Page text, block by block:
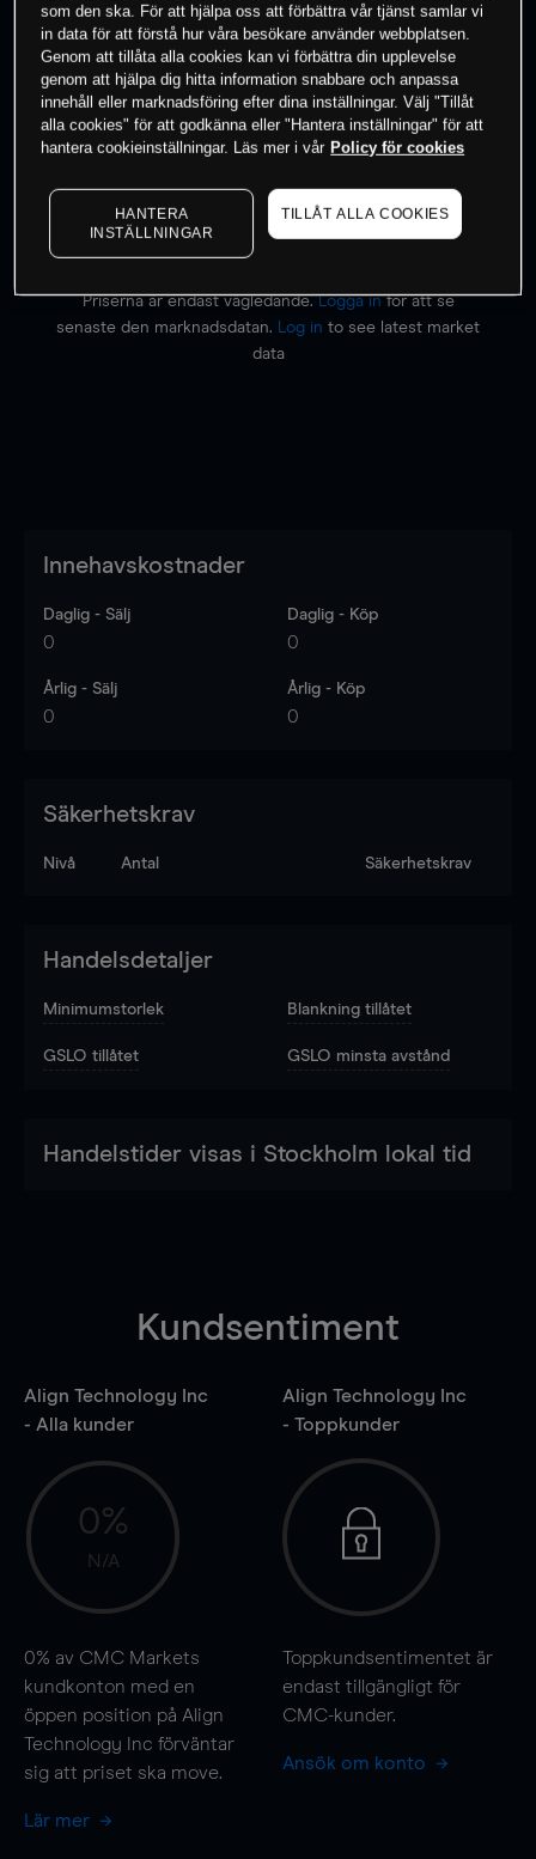
0% av kunderna har en position i detta
instrument
Börja handla
Priserna är endast vägledande.Logga inför att se
senaste den marknadsdatan.
Log in to see latest market
data
Innehavskostnader
Daglig - Sälj
0
Daglig - Köp
0
Årlig - Sälj
0
Årlig - Köp
0
Säkerhetskrav
Nivå Antal Säkerhetskrav
Handelsdetaljer
Minimumstorlek Blankning tillåtet
GSLO tillåtet GSLO minsta avstånd
Handelstider visas i Stockholm lokal tid
Kundsentiment
Align Technology Inc
- Alla kunder
0%
N/A
0% av CMC Markets
kundkonton med en
öppen position på Align
Technology Inc förväntar
sig att priset ska move.
Lär mer
Align Technology Inc
- Toppkunder
Toppkundsentimentet är
endast tillgängligt för
CMC-kunder.
Ansök om konto
som den ska. För att hjälpa oss att förbättra vår tjänst samlar vi
in data för att förstå hur våra besökare använder webbplatsen.
Genom att tillåta alla cookies kan vi förbättra din upplevelse
genom att hjälpa dig hitta information snabbare och anpassa
innehåll eller marknadsföring efter dina inställningar. Välj "Tillåt
alla cookies" för att godkänna eller "Hantera inställningar" för att
hantera cookieinställningar. Läs mer i vår Policy för cookies
HANTERA
INSTÄLLNINGAR
TILLÅT ALLA COOKIES